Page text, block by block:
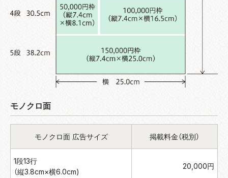
モノクロ面
モノクロ面 広告サイズ 掲載料金（税別）
1段13行
（縦3.8cm×横6.0cm)
20,000円